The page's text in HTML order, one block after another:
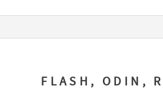
FLASH, ODIN,